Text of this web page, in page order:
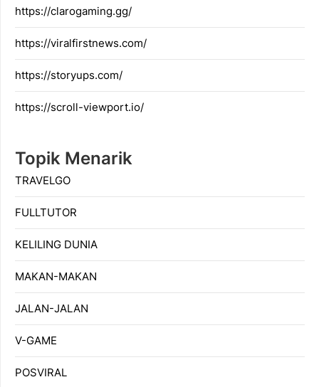
https://clarogaming.gg/
https://viralfirstnews.com/
https://storyups.com/
https://scroll-viewport.io/
Topik Menarik
TRAVELGO
FULLTUTOR
KELILING DUNIA
MAKAN-MAKAN
JALAN-JALAN
V-GAME
POSVIRAL